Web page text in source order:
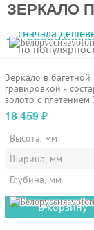
ЗЕРКАЛО
сначала
по
Зеркало в багетной
гравировкой -
золото с
Evoform...
18 459₽
Высота, мм
Ширина, мм
Глубина, мм
В корзину